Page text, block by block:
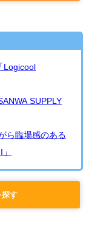
Logicool
SUPPLY
ら臨場感のある
探す